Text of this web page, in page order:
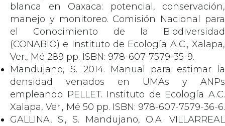
blanca en Oaxaca: potencial, conservación,
manejo y monitoreo. Comisión Nacional para
el Conocimiento de la Biodiversidad
(CONABIO) e Instituto de Ecología A.C., Xalapa,
Ver., Mé 289 pp. ISBN: 978-607-7579-35-9.
Mandujano, S. 2014. Manual para estimar la
densidad venados en UMAs y ANPs
empleando PELLET. Instituto de Ecología A.C.
Xalapa, Ver., Mé 50 pp. ISBN: 978-607-7579-36-6.
GALLINA, S., S. Mandujano, O.A. VILLARREAL